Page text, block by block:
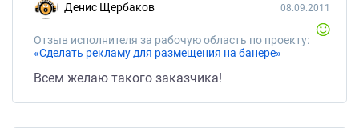
Денис Щербаков
Отзыв исполнителя за рабочую область по проекту:
«Сделать рекламу для размещения на банере»
08.09.2011
Всем желаю такого заказчика!